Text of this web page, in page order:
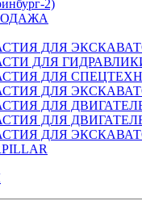
2)
ДЛЯ
ДЛЯ
ДЛЯ
ДЛЯ
ДЛЯ
ДЛЯ
ДЛЯ